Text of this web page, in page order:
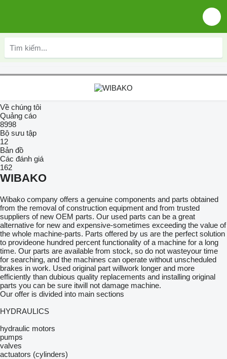
Về chúng tôi
Quảng cáo
8998
Bộ sưu tập
12
Bản đồ
Các đánh giá
162
WIBAKO
Wibako company offers a genuine components and parts obtained
from the removal of construction equipment and from trusted
suppliers of new OEM parts. Our used parts can be a great
alternative for new and expensive-sometimes exceeding the value of
the whole machine-parts. Parts offered by us are the perfect solution
to provideone hundred percent functionality of a machine for a long
time. Our parts are available from stock, so do not wasteyour time
for searching, and the machines can operate without unscheduled
brakes in work. Used original part willwork longer and more
efficiently than dubious quality replacements and installing original
parts you can be sure itwill not damage machine.
Our offer is divided into main sections
HYDRAULICS
hydraulic motors
pumps
valves
actuators (cylinders)